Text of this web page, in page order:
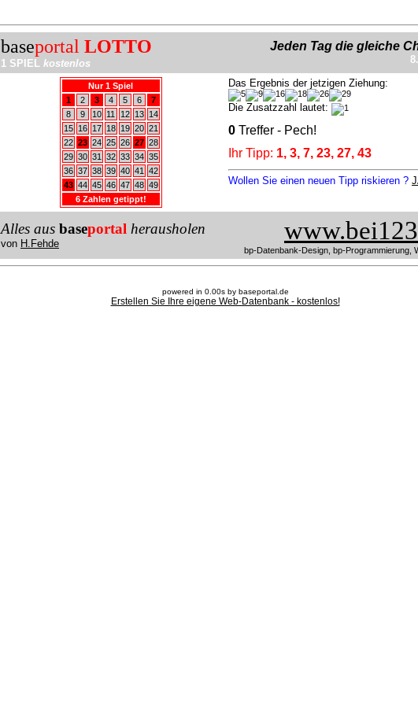
baseportal LOTTO
1 SPIEL kostenlos
Jeden Tag die gleiche
Nur 1 Spiel
1
2 3 4 5 6
7
8
9 10 11 12 13
14
15
16 17 18 19 20 21
22 23 24 25 26 27 28
29 30 31 32 33 34 35
36 37 38 39 40 41
42
43 44 45 46 47 48 49
6 Zahlen getippt!
Das Ergebnis der jetzigen Ziehung:
Die Zusatzzahl lautet:
0 Treffer - Pech!
Ihr Tipp: 1, 3, 7, 23, 27, 43
Wollen Sie einen neuen Tipp riskieren ?
Alles aus baseportal herausholen
von H.Fehde
bp-Datenbank-Design, bp-Programmierung,
powered in 0.00s by baseportal.de
Erstellen Sie Ihre eigene Web-Datenbank - kostenlos!